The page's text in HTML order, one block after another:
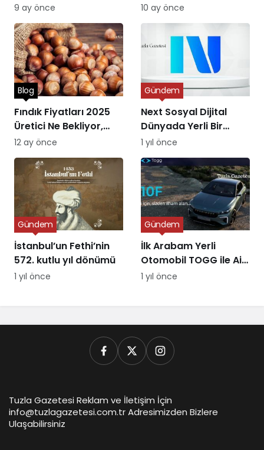
Olsun
9 ay önce
Machado’ya Verildi
10 ay önce
Fındık Fiyatları 2025
Üretici Ne Bekliyor,
Piyasa Ne Sunuyor?
Blog
12 ay önce
Next Sosyal Dijital
Dünyada Yerli Bir
Alternatifin Doğuşu
Gündem
1 yıl önce
İstanbul’un Fethi’nin
572. kutlu yıl dönümü
Gündem
1 yıl önce
İlk Arabam Yerli
Otomobil TOGG ile Aile
Destek Programı
Gündem
1 yıl önce
Tuzla Gazetesi Reklam ve İletişim İçin
info@tuzlagazetesi.com.tr Adresimizden Bizlere
Ulaşabilirsiniz